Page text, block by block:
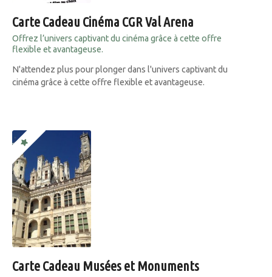
Carte Cadeau Cinéma CGR Val Arena
Offrez l’univers captivant du cinéma grâce à cette offre
flexible et avantageuse.
N'attendez plus pour plonger dans l'univers captivant du
cinéma grâce à cette offre flexible et avantageuse.
Carte Cadeau Musées et Monuments